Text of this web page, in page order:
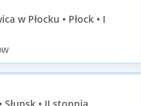
w Płocku • Płock • I